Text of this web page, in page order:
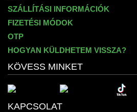
SZÁLLÍTÁSI INFORMÁCIÓK
FIZETÉSI MÓDOK
OTP
HOGYAN KÜLDHETEM VISSZA?
KÖVESS MINKET
KAPCSOLAT